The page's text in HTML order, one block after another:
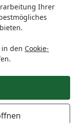
Ihrer
den Cookie-
befindet,
Informationen
anzeigen
werden kann,
Feld Ihre
ein.